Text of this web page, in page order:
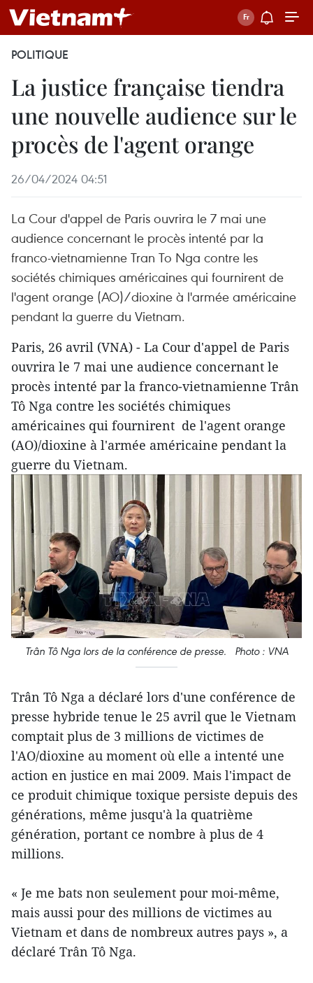
POLITIQUE
La justice française tiendra
une nouvelle audience sur le
procès de l'agent orange
26/04/2024 04:51
La Cour d'appel de Paris ouvrira le 7 mai une
audience concernant le procès intenté par la
franco-vietnamienne Tran To Nga contre les
sociétés chimiques américaines qui fournirent de
l'agent orange (AO)/dioxine à l'armée américaine
pendant la guerre du Vietnam.
Paris, 26 avril (VNA) - La Cour d'appel de Paris
ouvrira le 7 mai une audience concernant le
procès intenté par la franco-vietnamienne Trân
Tô Nga contre les sociétés chimiques
américaines qui fournirent de l'agent orange
(AO)/dioxine à l'armée américaine pendant la
guerre du Vietnam.
Trân Tô Nga lors de la conférence de presse. Photo : VNA
Trân Tô Nga a déclaré lors d'une conférence de
presse hybride tenue le 25 avril que le Vietnam
comptait plus de 3 millions de victimes de
l'AO/dioxine au moment où elle a intenté une
action en justice en mai 2009. Mais l'impact de
ce produit chimique toxique persiste depuis des
générations, même jusqu'à la quatrième
génération, portant ce nombre à plus de 4
millions.
« Je me bats non seulement pour moi-même,
mais aussi pour des millions de victimes au
Vietnam et dans de nombreux autres pays », a
déclaré Trân Tô Nga.